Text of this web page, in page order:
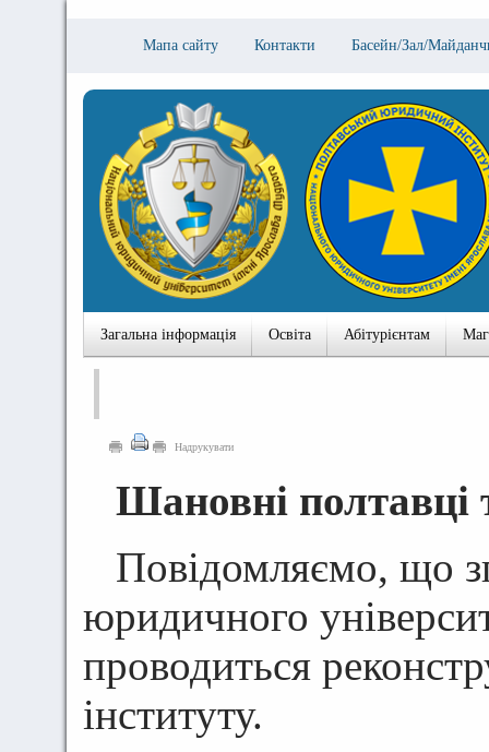
Мапа сайту Контакти Басейн/Зал/
Загальна інформація Освіта Абітурієнтам
Надрукувати
Шановні полтавці
Повідомляємо, що
юридичного
проводиться
інституту.